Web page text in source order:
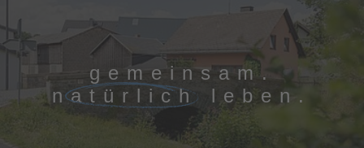
gemeinsam.
natürlich leben.